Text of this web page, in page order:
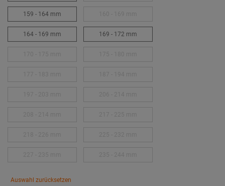
159 - 164 mm
164 - 169 mm 169 - 172 mm
Auswahl zurücksetzen